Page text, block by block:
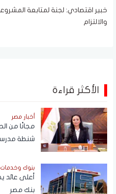
خبير اقتصادي: لجنة لمتابعة
والالتزام
الأكثر قراءة
أخبار مصر
مجانًا من
شنطة
بنوك
بنك مصر